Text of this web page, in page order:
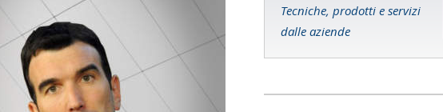
Tecniche, prodotti e servizi
dalle aziende